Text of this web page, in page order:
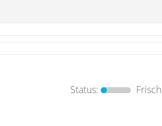
Status: